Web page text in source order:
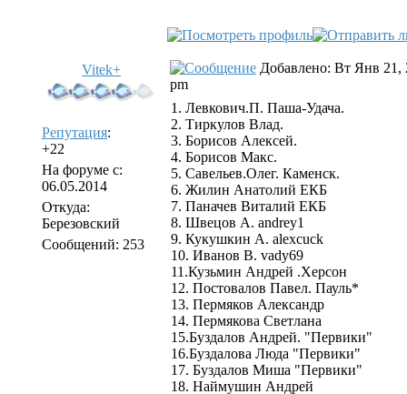
Vitek+
Репутация:
+22
На форуме с:
06.05.2014
Откуда:
Березовский
Сообщений: 253
Добавлено: Вт Янв 21,
pm
1. Левкович.П. Паша-Удача.
2. Тиркулов Влад.
3. Борисов Алексей.
4. Борисов Макс.
5. Савельев.Олег. Каменск.
6. Жилин Анатолий ЕКБ
7. Паначев Виталий ЕКБ
8. Швецов А. andrey1
9. Кукушкин А. alexcuck
10. Иванов В. vady69
11.Кузьмин Андрей .Херсон
12. Постовалов Павел. Пауль*
13. Пермяков Александр
14. Пермякова Светлана
15.Буздалов Андрей. "Первики"
16.Буздалова Люда "Первики"
17. Буздалов Миша "Первики"
18. Наймушин Андрей